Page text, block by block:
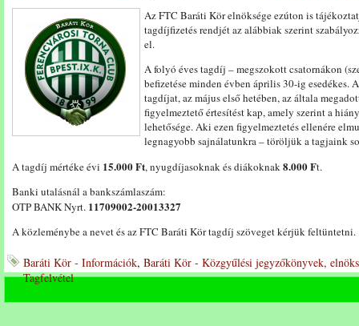
Az FTC Baráti Kör elnöksége ezúton is
tagdíjfizetés rendjét az alábbiak szerint
el.
A folyó éves tagdíj – megszokott csatornákon
befizetése minden évben április 30-ig esedékes.
tagdíjat, az május első hetében, az általa
figyelmeztető értesítést kap, amely szerint a
lehetősége. Aki ezen figyelmeztetés ellenére
legnagyobb sajnálatunkra – töröljük a tagjaink
A tagdíj mértéke évi 15.000 Ft, nyugdíjasoknak és diákoknak8.000 Ft.
Banki utalásnál a bankszámlaszám:
OTP BANK Nyrt. 11709002-20013327
A közleménybe a nevet és az FTC Baráti Kör tagdíj szöveget kérjük feltüntetni.
Baráti Kör - Információk, Baráti Kör - Közgyűlési jegyzőkönyvek,
Tagfelvétel